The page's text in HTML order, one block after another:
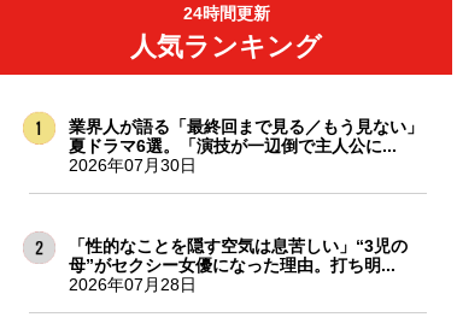
24時間更新
人気ランキング
業界人が語る「最終回まで見る／もう見ない」
夏ドラマ6選。「演技が一辺倒で主人公に...
2026年07月30日
「性的なことを隠す空気は息苦しい」“3児の
母”がセクシー女優になった理由。打ち明...
2026年07月28日